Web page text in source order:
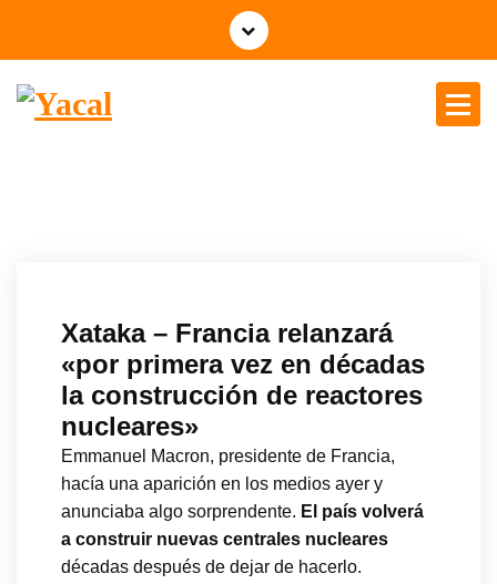
Xataka – Francia relanzará
«por primera vez en décadas
la construcción de reactores
nucleares»
Emmanuel Macron, presidente de Francia,
hacía una aparición en los medios ayer y
anunciaba algo sorprendente. El país volverá
a construir nuevas centrales nucleares
décadas después de dejar de hacerlo.